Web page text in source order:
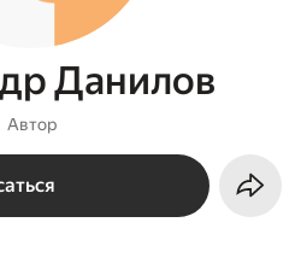
Данилов
Автор